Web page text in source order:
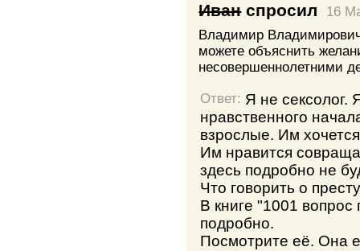
Иванспросил
16
Владимир
можете объяснить
несовершеннолетними
Ответ: Я не сексолог.
нравственного
взрослые. Им
Им нравится
здесь подробно не
Что говорить о
В книге "1001
подробно.
Посмотрите её. Она